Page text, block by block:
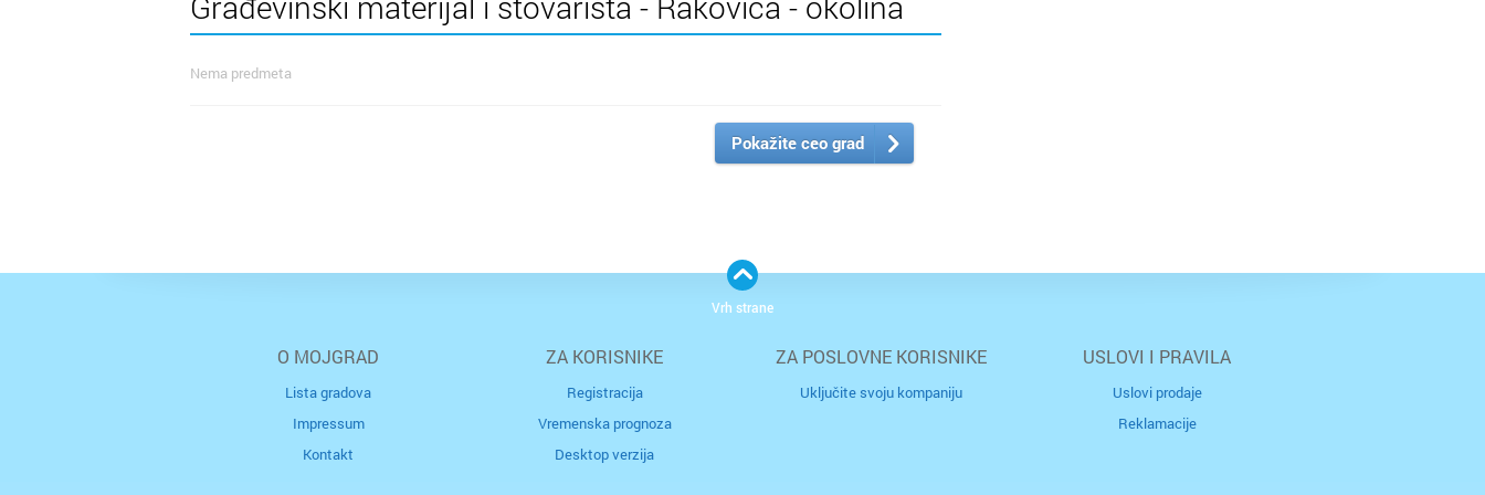
Nema predmeta
Pokažite ceo grad
O MOJGRAD
Lista gradova
Impressum
Kontakt
ZA KORISNIKE
Registracija
Vremenska prognoza
Desktop verzija
ZA POSLOVNE KORISNIKE
Uključite svoju kompaniju
USLOVI I PRAVILA
Uslovi prodaje
Reklamacije
Vrh strane